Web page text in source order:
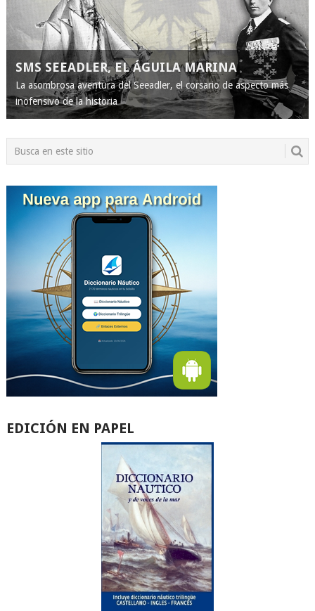
SMS SEEADLER, EL ÁGUILA MARINA
La asombrosa aventura del Seeadler, el corsario de aspecto más
inofensivo de la historia
EDICIÓN EN PAPEL